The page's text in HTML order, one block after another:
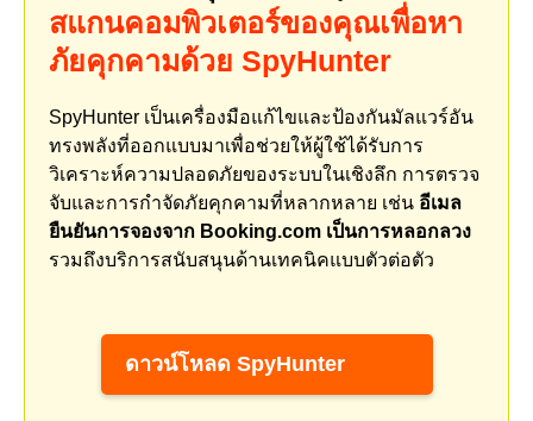
สแกนคอมพิวเตอร์ของคุณเพื่อหา
ภัยคุกคามด้วย SpyHunter
SpyHunter เป็นเครื่องมือแก้ไขและป้องกันมัลแวร์อัน
ทรงพลังที่ออกแบบมาเพื่อช่วยให้ผู้ใช้ได้รับการ
วิเคราะห์ความปลอดภัยของระบบในเชิงลึก การตรวจ
จับและการกำจัดภัยคุกคามที่หลากหลาย เช่น อีเมล
ยืนยันการจองจาก Booking.com เป็นการหลอกลวง
รวมถึงบริการสนับสนุนด้านเทคนิคแบบตัวต่อตัว
ดาวน์โหลด SpyHunter